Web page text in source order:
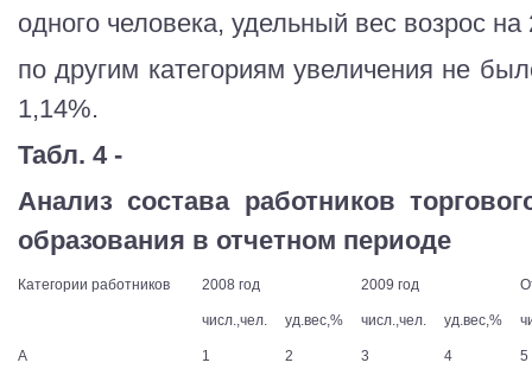
одного человека, удельный вес возрос на
по другим категориям увеличения не
1,14%.
Табл. 4 -
Анализ состава работников
образования в отчетном периоде
Категории работников 2008 год 2009 год
числ.,чел. уд.вес,% числ.,чел. уд.вес,%
А 1 2 3 4 5